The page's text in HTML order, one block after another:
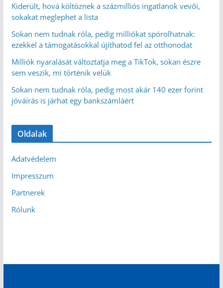
Kiderült, hová költöznek a százmilliós ingatlanok vevői,
sokakat meglephet a lista
Sokan nem tudnak róla, pedig milliókat spórolhatnak:
ezekkel a támogatásokkal újíthatod fel az otthonodat
Milliók nyaralását változtatja meg a TikTok, sokan észre
sem veszik, mi történik velük
Sokan nem tudnak róla, pedig most akár 140 ezer forint
jóváírás is járhat egy bankszámláért
Oldalak
Adatvédelem
Impresszum
Partnerek
Rólunk